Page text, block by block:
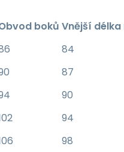
boků Vnější
84
87
90
94
98